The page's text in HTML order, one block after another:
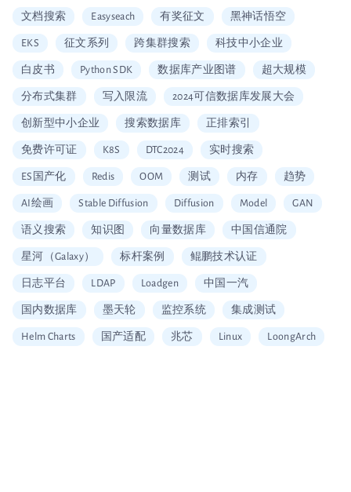
文档搜索 Easyseach 有奖征文 黑神话悟空
EKS 征文系列 跨集群搜索 科技中小企业
白皮书 Python SDK 数据库产业图谱 超大规模
分布式集群 写入限流 2024可信数据库发展大会
创新型中小企业 搜索数据库 正排索引
免费许可证 K8S DTC2024 实时搜索
ES国产化 Redis OOM 测试 内存 趋势
AI绘画 Stable Diffusion Diffusion Model GAN
语义搜索 知识图 向量数据库 中国信通院
星河（Galaxy） 标杆案例 鲲鹏技术认证
日志平台 LDAP Loadgen 中国一汽
国内数据库 墨天轮 监控系统 集成测试
Helm Charts 国产适配 兆芯 Linux LoongArch